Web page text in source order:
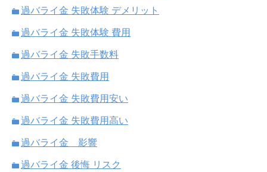
過バライ金 失敗体験 デメリット
過バライ金 失敗体験 費用
過バライ金 失敗手数料
過バライ金 失敗費用
過バライ金 失敗費用安い
過バライ金 失敗費用高い
過バライ金 影響
過バライ金 後悔 リスク